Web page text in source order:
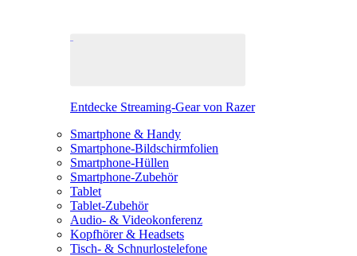
Entdecke Streaming-Gear von Razer
Smartphone & Handy
Smartphone-Bildschirmfolien
Smartphone-Hüllen
Smartphone-Zubehör
Tablet
Tablet-Zubehör
Audio- & Videokonferenz
Kopfhörer & Headsets
Tisch- & Schnurlostelefone